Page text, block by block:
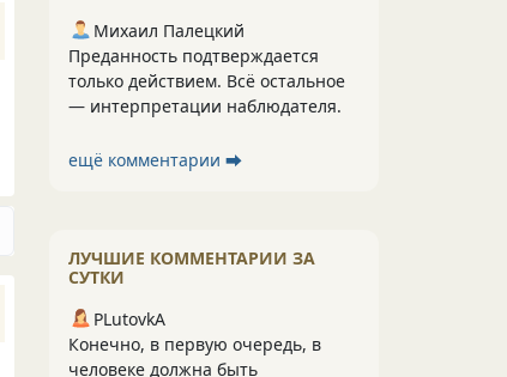
Михаил Палецкий
Преданность подтверждается
только действием. Всё остальное
— интерпретации наблюдателя.
ещё комментарии ⮕
ЛУЧШИЕ КОММЕНТАРИИ ЗА
СУТКИ
PLutоvkА
Конечно, в первую очередь, в
человеке должна быть